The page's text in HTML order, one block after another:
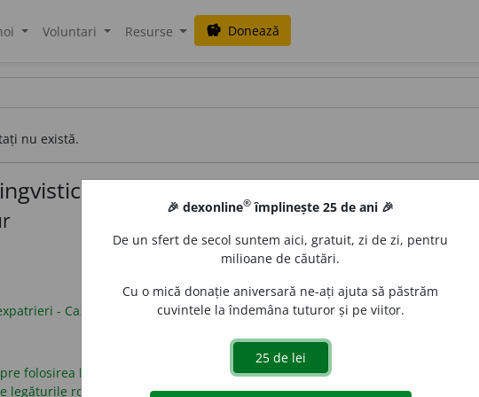
Voluntari Resurse savings Donează
nu există.
- Cazul Lazăr Șăineanu
folosirea literelor î și â
legăturile românei cu albaneza
🎉 dexonline® împlinește 25 de ani 🎉
De un sfert de secol suntem aici, gratuit, zi de zi, pentru
milioane de căutări.
Cu o mică donație aniversară ne-ați ajuta să păstrăm
cuvintele la îndemâna tuturor și pe viitor.